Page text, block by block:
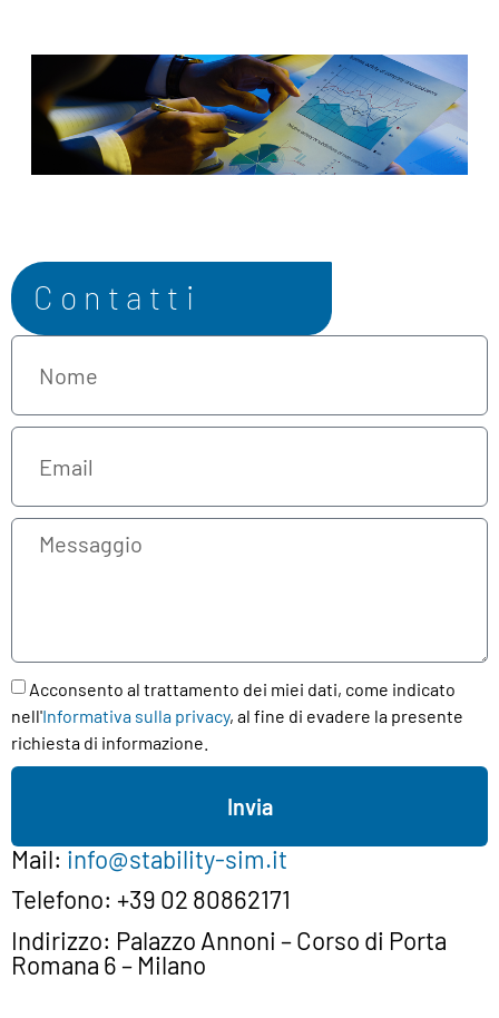
Contatti
Acconsento al trattamento dei miei dati, come indicato
nell'Informativa sulla privacy, al fine di evadere la presente
richiesta di informazione.
Invia
Mail: info@stability-sim.it
Telefono: +39 02 80862171
Indirizzo: Palazzo Annoni – Corso di Porta
Romana 6 – Milano